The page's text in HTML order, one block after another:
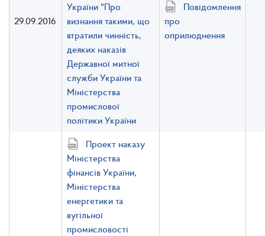
29.09.2016
України "Про
визнання такими, що
втратили чинність,
деяких наказів
Державної митної
служби України та
Міністерства
промислової
політики України
Повідомлення
про
оприлюднення
Проект наказу
Міністерства
фінансів України,
Міністерства
енергетики та
вугільної
промисловості